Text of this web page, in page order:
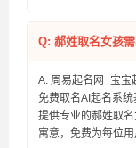
Q: 郝姓取名女孩
A: 周易起名网_宝宝
免费取名AI起名系
提供专业的郝姓取
寓意，免费为每位